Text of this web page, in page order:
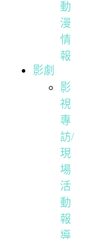
動
漫
情
報
影劇
影
視
專
訪/
現
場
活
動
報
導